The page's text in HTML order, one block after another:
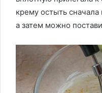
крему остыть
а затем можно